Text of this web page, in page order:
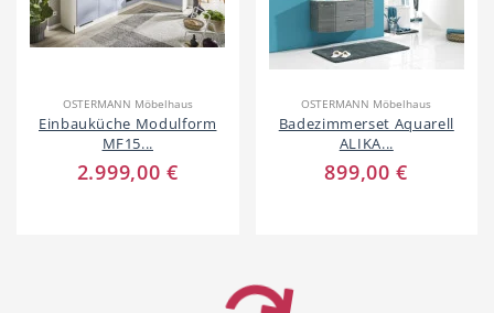
OSTERMANN Möbelhaus
Einbauküche Modulform
MF15...
2.999,00 €
OSTERMANN Möbelhaus
Badezimmerset Aquarell
ALIKA...
899,00 €